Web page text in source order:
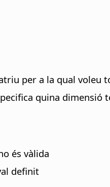
per a la qual voleu
quina
és vàlida
definit